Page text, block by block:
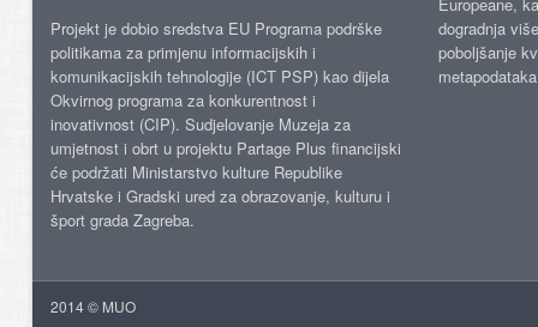
Projekt je dobio sredstva EU Programa podrške
politikama za primjenu informacijskih i
komunikacijskih tehnologije (ICT PSP) kao dijela
Okvirnog programa za konkurentnost i
inovativnost (CIP). Sudjelovanje Muzeja za
umjetnost i obrt u projektu Partage Plus financijski
će podržati Ministarstvo kulture Republike
Hrvatske i Gradski ured za obrazovanje, kulturu i
šport grada Zagreba.
dogradnja
poboljšanje
2014 © MUO